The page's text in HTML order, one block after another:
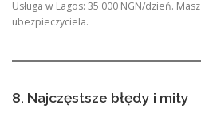
Usługa w Lagos: 35 000 NGN/dzień.
ubezpieczyciela.
8. Najczęstsze błędy i mity